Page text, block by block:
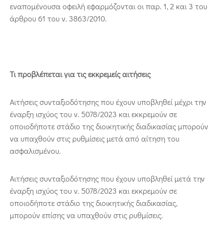
εναπομένουσα οφειλή εφαρμόζονται οι παρ. 1, 2 και 3 του
άρθρου 61 του ν. 3863/2010.
Τι προβλέπεται για τις εκκρεμείς αιτήσεις
Αιτήσεις συνταξιοδότησης που έχουν υποβληθεί μέχρι την
έναρξη ισχύος του ν. 5078/2023 και εκκρεμούν σε
οποιοδήποτε στάδιο της διοικητικής διαδικασίας μπορούν
να υπαχθούν στις ρυθμίσεις μετά από αίτηση του
ασφαλισμένου.
Αιτήσεις συνταξιοδότησης που έχουν υποβληθεί μετά την
έναρξη ισχύος του ν. 5078/2023 και εκκρεμούν σε
οποιοδήποτε στάδιο της διοικητικής διαδικασίας,
μπορούν επίσης να υπαχθούν στις ρυθμίσεις.